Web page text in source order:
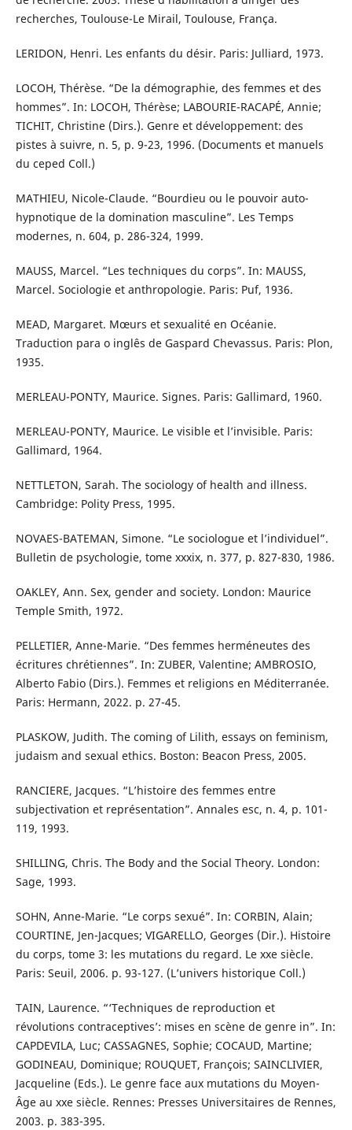
recherches, Toulouse-Le Mirail, Toulouse, França.
LERIDON, Henri. Les enfants du désir. Paris: Julliard, 1973.
LOCOH, Thérèse. “De la démographie, des femmes et des
hommes”. In: LOCOH, Thérèse; LABOURIE-RACAPÉ, Annie;
TICHIT, Christine (Dirs.). Genre et développement: des
pistes à suivre, n. 5, p. 9-23, 1996. (Documents et manuels
du ceped Coll.)
MATHIEU, Nicole-Claude. “Bourdieu ou le pouvoir auto-
hypnotique de la domination masculine”. Les Temps
modernes, n. 604, p. 286-324, 1999.
MAUSS, Marcel. “Les techniques du corps”. In: MAUSS,
Marcel. Sociologie et anthropologie. Paris: Puf, 1936.
MEAD, Margaret. Mœurs et sexualité en Océanie.
Traduction para o inglês de Gaspard Chevassus. Paris: Plon,
1935.
MERLEAU-PONTY, Maurice. Signes. Paris: Gallimard, 1960.
MERLEAU-PONTY, Maurice. Le visible et l’invisible. Paris:
Gallimard, 1964.
NETTLETON, Sarah. The sociology of health and illness.
Cambridge: Polity Press, 1995.
NOVAES-BATEMAN, Simone. “Le sociologue et l’individuel”.
Bulletin de psychologie, tome xxxix, n. 377, p. 827-830, 1986.
OAKLEY, Ann. Sex, gender and society. London: Maurice
Temple Smith, 1972.
PELLETIER, Anne-Marie. “Des femmes herméneutes des
écritures chrétiennes”. In: ZUBER, Valentine; AMBROSIO,
Alberto Fabio (Dirs.). Femmes et religions en Méditerranée.
Paris: Hermann, 2022. p. 27-45.
PLASKOW, Judith. The coming of Lilith, essays on feminism,
judaism and sexual ethics. Boston: Beacon Press, 2005.
RANCIERE, Jacques. “L’histoire des femmes entre
subjectivation et représentation”. Annales esc, n. 4, p. 101-
119, 1993.
SHILLING, Chris. The Body and the Social Theory. London:
Sage, 1993.
SOHN, Anne-Marie. “Le corps sexué”. In: CORBIN, Alain;
COURTINE, Jen-Jacques; VIGARELLO, Georges (Dir.). Histoire
du corps, tome 3: les mutations du regard. Le xxe siècle.
Paris: Seuil, 2006. p. 93-127. (L’univers historique Coll.)
TAIN, Laurence. “‘Techniques de reproduction et
révolutions contraceptives’: mises en scène de genre in”. In:
CAPDEVILA, Luc; CASSAGNES, Sophie; COCAUD, Martine;
GODINEAU, Dominique; ROUQUET, François; SAINCLIVIER,
Jacqueline (Eds.). Le genre face aux mutations du Moyen-
Âge au xxe siècle. Rennes: Presses Universitaires de Rennes,
2003. p. 383-395.